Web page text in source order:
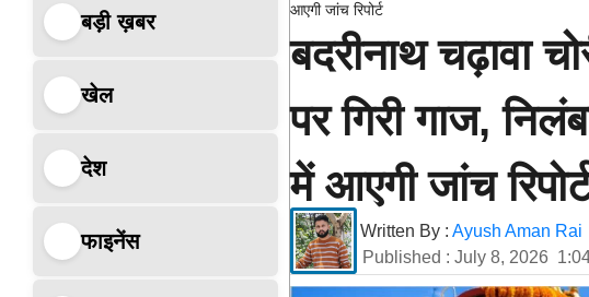
बड़ी ख़बर
खेल
देश
फाइनेंस
आएगी जांच रिपोर्ट
बदरीनाथ चढ़ावा
पर गिरी गाज,
में आएगी जांच
Written By : Ayush Aman Rai
Published :July 8, 2026